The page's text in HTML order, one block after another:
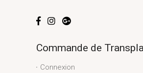
Commande de
Connexion